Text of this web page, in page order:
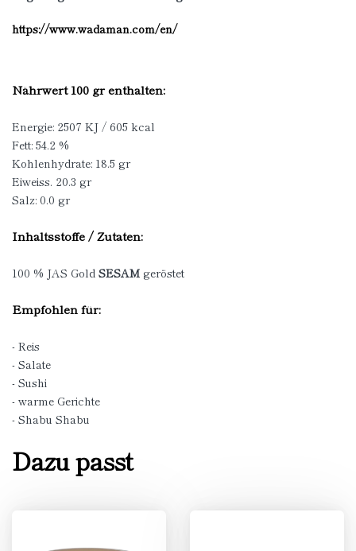
https://www.wadaman.com/en/
Nährwert 100 gr enthalten:
Energie: 2507 KJ / 605 kcal
Fett: 54.2 %
Kohlenhydrate: 18.5 gr
Eiweiss. 20.3 gr
Salz: 0.0 gr
Inhaltsstoffe / Zutaten:
100 % JAS Gold SESAM geröstet
Empfohlen für:
- Reis
- Salate
- Sushi
- warme Gerichte
- Shabu Shabu
Dazu passt